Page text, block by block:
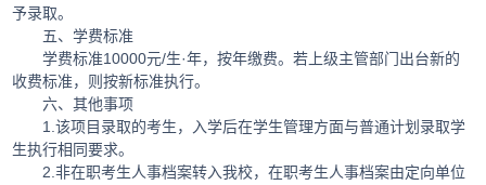
予录取。
五、学费标准
学费标准10000元/生·年，按年缴费。若上级主管部门出台新的
收费标准，则按新标准执行。
六、其他事项
1.该项目录取的考生，入学后在学生管理方面与普通计划录取学
生执行相同要求。
2.非在职考生人事档案转入我校，在职考生人事档案由定向单位